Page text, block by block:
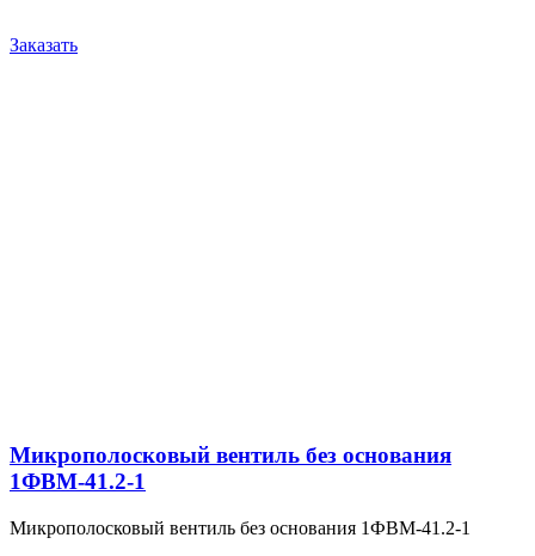
Заказать
Микрополосковый вентиль без основания
1ФВМ-41.2-1
Микрополосковый вентиль без основания 1ФВМ-41.2-1